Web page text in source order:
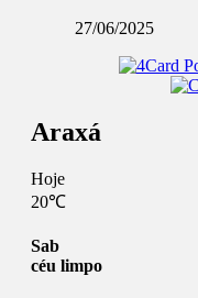
27/06/2025
Araxá
Hoje
20℃
Sab
céu limpo